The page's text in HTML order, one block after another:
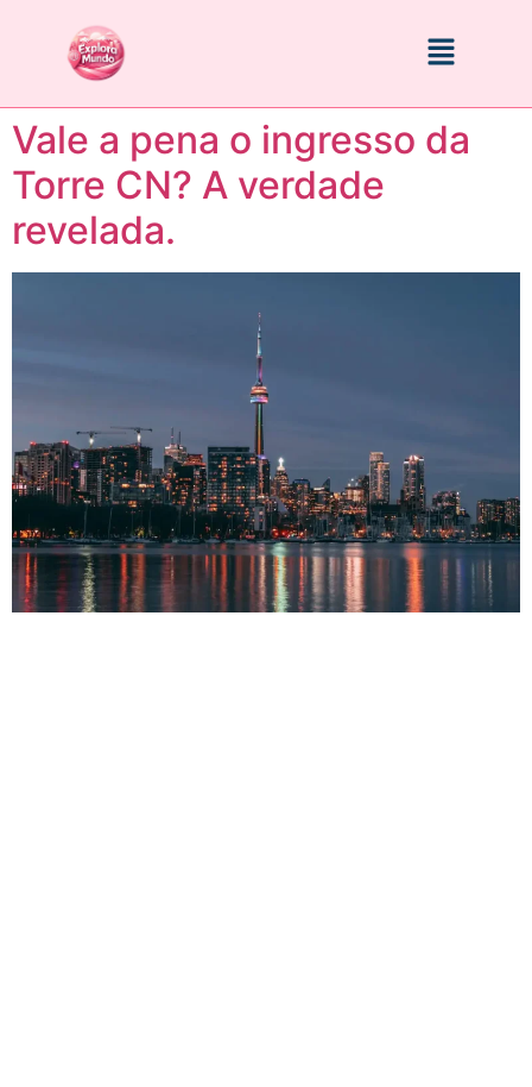
Vale a pena o ingresso da
Torre CN? A verdade
revelada.